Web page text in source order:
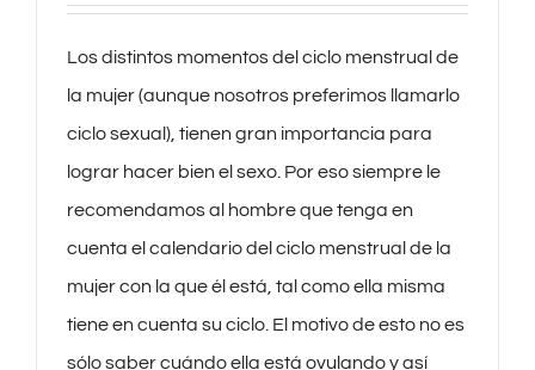
Los distintos momentos del ciclo menstrual de
la mujer (aunque nosotros preferimos llamarlo
ciclo sexual), tienen gran importancia para
lograr hacer bien el sexo. Por eso siempre le
recomendamos al hombre que tenga en
cuenta el calendario del ciclo menstrual de la
mujer con la que él está, tal como ella misma
tiene en cuenta su ciclo. El motivo de esto no es
sólo saber cuándo ella está ovulando y así